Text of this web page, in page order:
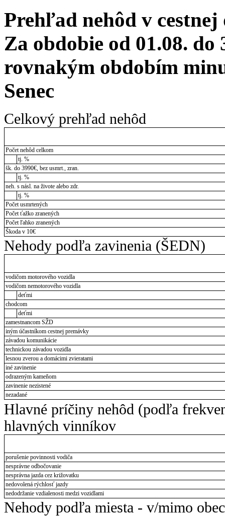
Prehľad nehôd v cestnej
Za obdobie od 01.08. do
rovnakým obdobím
Senec
Celkový prehľad nehôd
Počet nehôd celkom
tj. %
šk. do 3990€, bez usmrt., zran.
tj. %
neh. s násl. na živote alebo zdr.
tj. %
Počet usmrtených
Počet ťažko zranených
Počet ľahko zranených
Škoda v 10€
Nehody podľa zavinenia (ŠEDN)
vodičom motorového vozidla
vodičom nemotorového vozidla
deťmi
chodcom
deťmi
zamestnancom SŽD
iným účastníkom cestnej premávky
závadou komunikácie
technickou závadou vozidla
lesnou zverou a domácimi zvieratami
iné zavinenie
odrazeným kameňom
zavinenie nezistené
nezadané
Hlavné príčiny nehôd (podľa
hlavných vinníkov
porušenie povinnosti vodiča
nesprávne odbočovanie
nesprávna jazda cez križovatku
nedovolená rýchlosť jazdy
nedodržanie vzdialenosti medzi vozidlami
Nehody podľa miesta - v/mimo obec